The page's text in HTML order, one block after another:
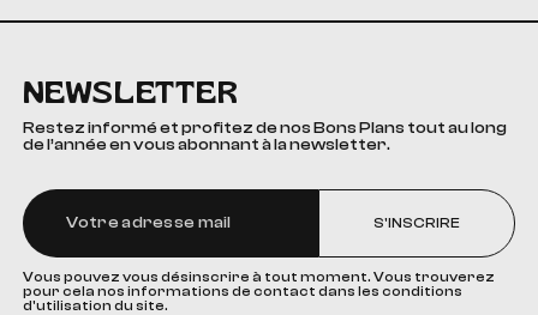
NEWSLETTER
Restez informé et profitez de nos Bons Plans tout au long
de l’année en vous abonnant à la newsletter.
S'INSCRIRE
Vous pouvez vous désinscrire à tout moment. Vous trouverez
pour cela nos informations de contact dans les conditions
d'utilisation du site.